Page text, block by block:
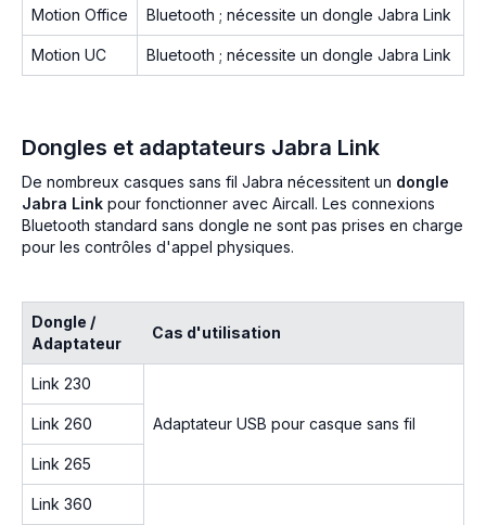
Motion Office Bluetooth ; nécessite un dongle Jabra Link
Motion UC Bluetooth ; nécessite un dongle Jabra Link
Dongles et adaptateurs Jabra Link
De nombreux casques sans fil Jabra nécessitent un dongle
Jabra Link pour fonctionner avec Aircall. Les connexions
Bluetooth standard sans dongle ne sont pas prises en charge
pour les contrôles d'appel physiques.
Dongle /
Adaptateur
Cas d'utilisation
Link 230
Adaptateur USB pour casque sans fil
Link 260
Link 265
Link 360